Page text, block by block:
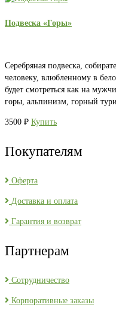
Подвеска «Горы»
Серебряная подвеска,
человеку, влюбленному в
будет смотреться как на
горы, альпинизм, горный
3500 ₽ Купить
Покупателям
Оферта
Доставка и оплата
Гарантия и возврат
Партнерам
Сотрудничество
Корпоративные заказы